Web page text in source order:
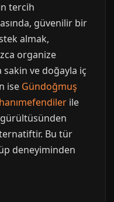
tercih
güvenilir bir
almak,
organize
sakin ve doğayla iç
ise Gündoğmuş
ile
Bu tür
deneyiminden